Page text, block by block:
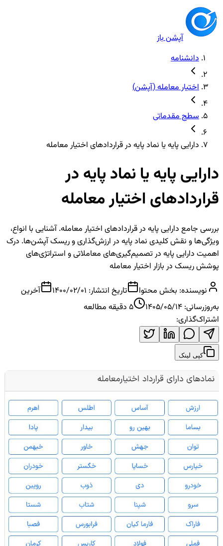
آپشن باز
دانشنامه
اختیار معامله (آپشن)
سطح مقدماتی
دارایی پایه یا نماد پایه در قراردادهای اختیار معامله
دارایی پایه یا نماد پایه در
قراردادهای اختیار معامله
بررسی جامع دارایی پایه در قراردادهای اختیار معامله. آشنایی با انواع،
ویژگی‌ها و نقش کلیدی نماد پایه در ارزش‌گذاری و ریسک آپشن‌ها. درک
اهمیت دارایی پایه در تصمیم‌گیری‌های معاملاتی و استراتژی‌های
پوشش ریسک در بازار اختیار معامله
نویسنده: بخش محتوا تاریخ انتشار: 1400/02/01
آخرین
به‌روزرسانی: 1405/05/14
5 دقیقه مطالعه
اشتراک‌گذاری:
کپی لینک